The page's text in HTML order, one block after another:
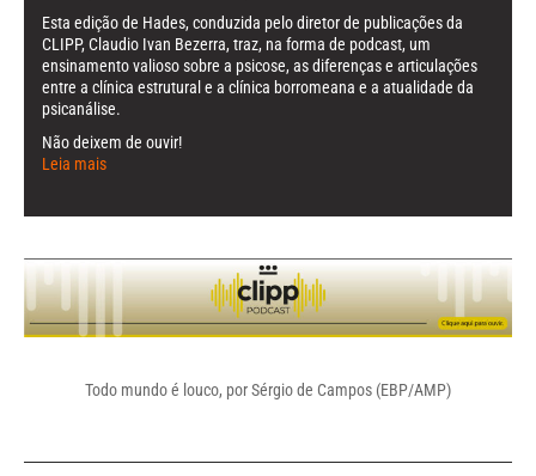
Esta edição de Hades, conduzida pelo diretor de publicações da
CLIPP, Claudio Ivan Bezerra, traz, na forma de podcast, um
ensinamento valioso sobre a psicose, as diferenças e articulações
entre a clínica estrutural e a clínica borromeana e a atualidade da
psicanálise.
Não deixem de ouvir!
Leia mais
Todo mundo é louco, por Sérgio de Campos (EBP/AMP)